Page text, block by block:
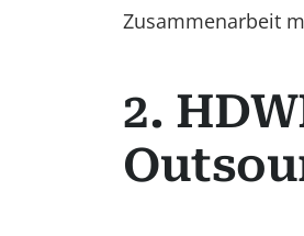
Zusammenarbeit
2.